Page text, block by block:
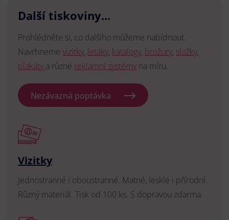
Další tiskoviny...
Prohlédněte si, co dalšího můžeme nabídnout.
Navrhneme vizitky, letáky, katalogy, brožury, složky,
plakáty a různé reklamní systémy na míru.
Nezávazná poptávka
Vizitky
Jednostranné i oboustranné. Matné, lesklé i přírodní.
Různý materiál. Tisk od 100 ks. S dopravou zdarma.